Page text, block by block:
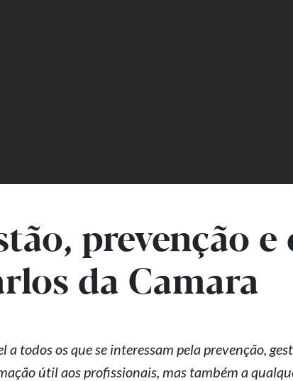
prevenção
da Camara
a todos os que se interessam pela prevenção,
útil aos profissionais, mas também a